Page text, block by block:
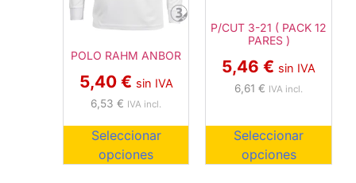
POLO RAHM ANBOR
5,40 € sin IVA
6,53€ IVA incl.
Seleccionar
opciones
P/CUT 3-21 ( PACK 12
PARES )
5,46€ sin IVA
6,61€ IVA incl.
Seleccionar
opciones